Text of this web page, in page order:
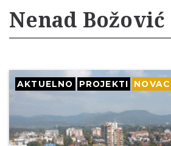
Nenad Božović
AKTUELNO PROJEKTI